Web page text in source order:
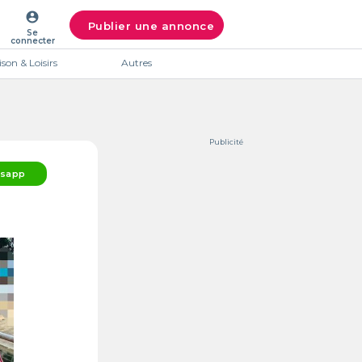
account_circle
Se
connecter
Publier une annonce
& Loisirs Autres
Publicité